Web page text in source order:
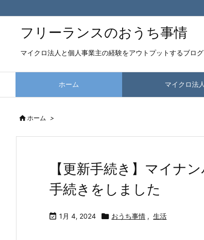
フリーランスのおうち事情
マイクロ法人と個人事業主の経験をアウトプットするブログ
ホーム マイクロ法人
ホーム >
【更新手続き】マイナ
手続きをしました
 1月 4, 2024  おうち事情 , 生活